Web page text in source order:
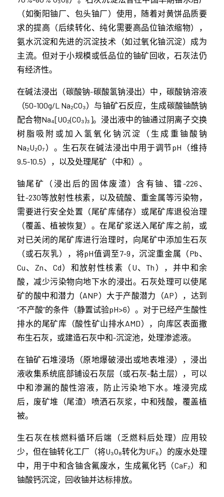
（如衡阳铀厂、包头铀厂）使用，随着对黄饼品质要
求的提高（后续转化、纯化需要高品位铀浓缩物），
氨水沉淀和先进的沉淀技术（如过氧化铀沉淀）成为
主流。但对于小规模或低品位的铀矿回收，石灰法仍
有经济性。
在碱法浸出（碳酸钠-碳酸氢钠浸出）中，碳酸钠溶液
（50-100g/L Na₂CO₃）与铀矿石反应，生成碳酸铀酰钠
配合物Na₄[UO₂(CO₃)₃]。浸出液中的铀通过阴离子交换
树脂吸附或加入氢氧化钠沉淀（生成重铀酸钠
Na₂U₂O₇）。生石灰在碱法浸出中用于调节pH（维持
9.5-10.5），以及处理尾矿（中和）。
铀尾矿（浸出后的固体废渣）含有铀、镭-226、
钍-230等放射性核素，以及硫酸、重金属等污染物，
需要进行安全处置（尾矿库储存）或尾矿库退役治理
（覆盖、植被恢复）。在尾矿浆送入尾矿库之前，或
对已关闭的尾矿库进行治理时，向尾矿中添加生石灰
（或石灰乳），将pH值调至7-9，沉淀重金属（Pb、
Cu、Zn、Cd）和放射性核素（U、Th），并中和余
酸，减少污染物向地下水的浸出。石灰处理可以使尾
矿的酸中和潜力（ANP）大于产酸潜力（AP），达到
“不产酸”的条件（静置试验pH>6）。对于已经产生酸性
排水的尾矿库（酸性矿山排水AMD），向库区表面撒
布生石灰，或建造石灰中和-沉淀池，处理渗滤液。
在铀矿石堆浸场（原地爆破浸出或地表堆浸），浸出
液收集系统底部铺设石灰层（或石灰-黏土层），可以
中和渗漏的酸性溶液，防止污染地下水。堆浸完成
后，废矿堆（尾渣）喷洒石灰浆，中和残酸，覆盖植
被。
生石灰在核燃料循环后端（乏燃料后处理）应用较
少，但在铀转化工厂（将U₃O₈转化为UF₆）的废水处理
中，用于中和含铀含氟废水，生成氟化钙（CaF₂）和
铀酸钙沉淀，回收铀并达标排放。